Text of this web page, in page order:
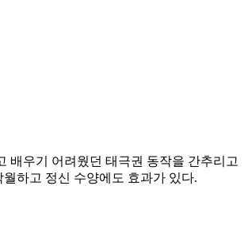
배우기 어려웠던 태극권 동작을 간추리고
하고 정신 수양에도 효과가 있다.